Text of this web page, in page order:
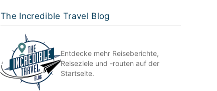
The Incredible Travel Blog
Entdecke mehr Reiseberichte,
Reiseziele und -routen auf der
Startseite.